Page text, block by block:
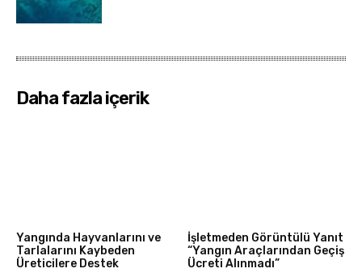
Daha fazla içerik
Yangında Hayvanlarını ve
Tarlalarını Kaybeden
Üreticilere Destek
İşletmeden Görüntülü Yanıt
“Yangın Araçlarından Geçiş
Ücreti Alınmadı”